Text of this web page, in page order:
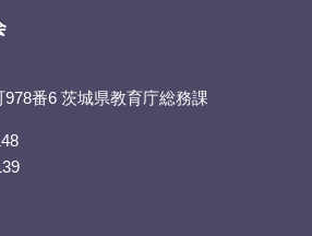
番6 茨城県教育庁総務課